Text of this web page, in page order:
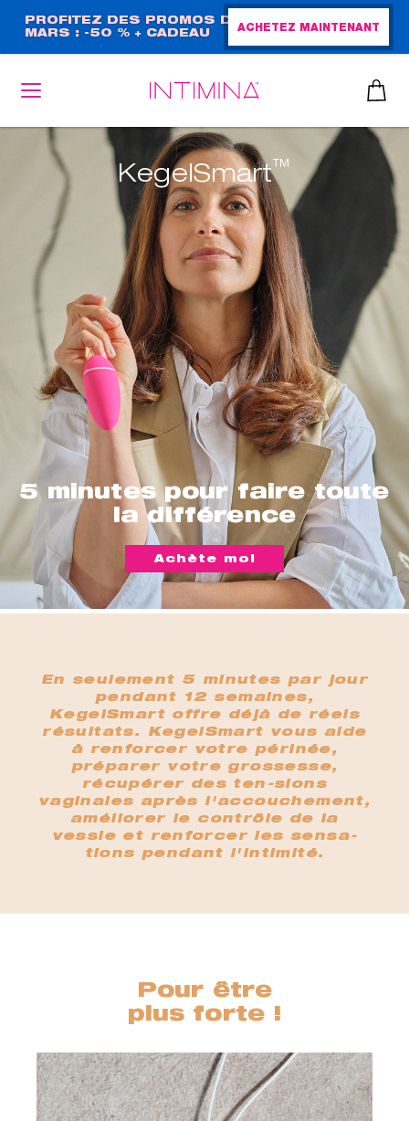
contenu
principal
PROFITEZ DES PROMOS DE
MARS : -50 % + CADEAU
ACHETEZ MAINTENANT
5 minutes pour faire toute
la différence
KegelSmart™
Achète moi
En seulement 5 minutes par jour
pendant 12 semaines,
KegelSmart offre déjà de réels
résultats. KegelSmart vous aide
à renforcer votre périnée,
préparer votre grossesse,
récupérer des ten-sions
vaginales après l'accouchement,
améliorer le contrôle de la
vessie et renforcer les sensa-
tions pendant l'intimité.
Pour être
plus forte !